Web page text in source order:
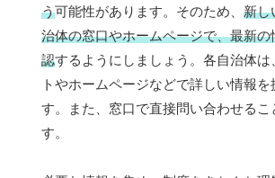
う可能性があります。そのため、 新し
治体の窓口やホームページで、最新の
認するようにしましょう。各自治体は
トやホームページなどで詳しい情報を
す。また、窓口で直接問い合わせるこ
す。